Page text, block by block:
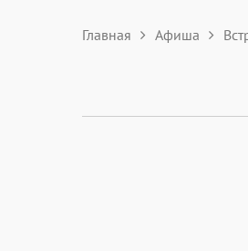
Главная Афиша